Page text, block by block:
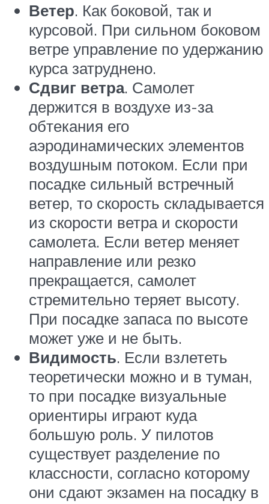
Ветер. Как боковой, так и
курсовой. При сильном боковом
ветре управление по удержанию
курса затруднено.
Сдвиг ветра. Самолет
держится в воздухе из-за
обтекания его
аэродинамических элементов
воздушным потоком. Если при
посадке сильный встречный
ветер, то скорость складывается
из скорости ветра и скорости
самолета. Если ветер меняет
направление или резко
прекращается, самолет
стремительно теряет высоту.
При посадке запаса по высоте
может уже и не быть.
Видимость. Если взлететь
теоретически можно и в туман,
то при посадке визуальные
ориентиры играют куда
большую роль. У пилотов
существует разделение по
классности, согласно которому
они сдают экзамен на посадку в